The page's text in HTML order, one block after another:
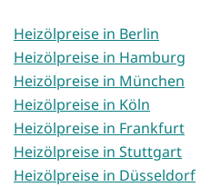
Heizölpreise in Berlin
Heizölpreise in Hamburg
Heizölpreise in München
Heizölpreise in Köln
Heizölpreise in Frankfurt
Heizölpreise in Stuttgart
Heizölpreise in Düsseldorf